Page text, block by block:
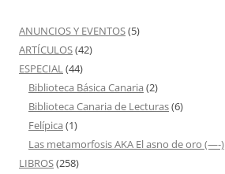
ANUNCIOS Y EVENTOS(5)
ARTÍCULOS(42)
ESPECIAL(44)
Biblioteca Básica Canaria (2)
Biblioteca Canaria de Lecturas(6)
Felípica (1)
Las metamorfosis AKA El asno de oro (—-)
LIBROS(258)